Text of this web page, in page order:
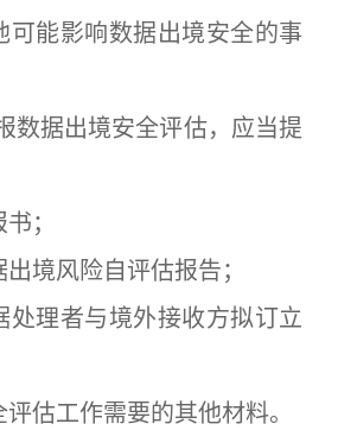
能影响数据出境安全的事
数据出境安全评估，应当提
；
风险自评估报告；
理者与境外接收方拟订立
工作需要的其他材料。